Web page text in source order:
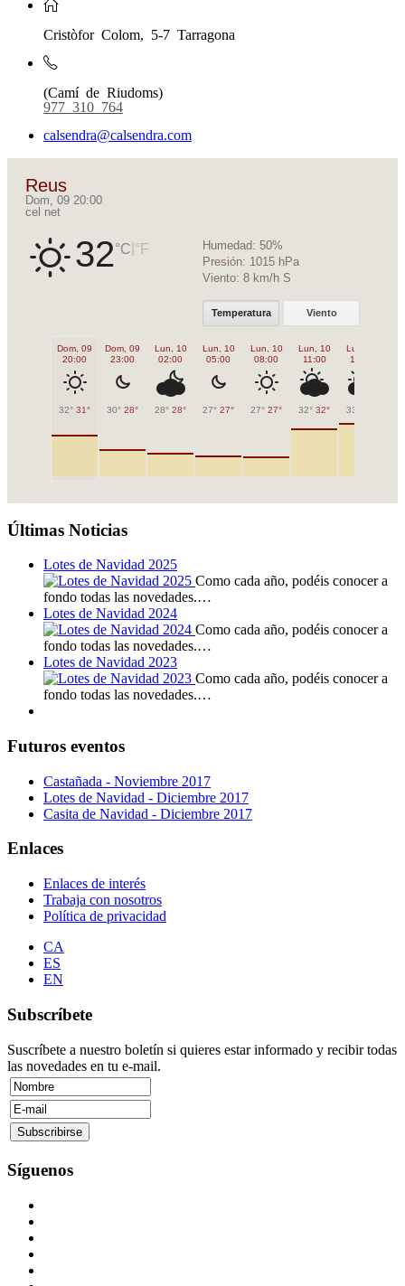
Cristòfor Colom, 5-7 Tarragona
(Camí de Riudoms)
977 310 764
calsendra@calsendra.com
Reus
Dom, 09 20:00
cel net
32°C °F Humedad: 50%
Presión: 1015 hPa
Viento: 8 km/h S
Temperatura Viento
Dom, 09
20:00
32° 31°
Dom, 09
23:00
30° 28°
Lun, 10
02:00
28° 28°
Lun, 10
05:00
27° 27°
Lun, 10
08:00
27° 27°
Lun, 10
11:00
32° 32°
Lun, 10
14:00
33°
Últimas Noticias
Lotes de Navidad 2025
Como cada año, podéis conocer a
fondo todas las novedades.…
Lotes de Navidad 2024
Como cada año, podéis conocer a
fondo todas las novedades.…
Lotes de Navidad 2023
Como cada año, podéis conocer a
fondo todas las novedades.…
Futuros eventos
Castañada - Noviembre 2017
Lotes de Navidad - Diciembre 2017
Casita de Navidad - Diciembre 2017
Enlaces
Enlaces de interés
Trabaja con nosotros
Política de privacidad
CA
ES
EN
Subscríbete
Suscríbete a nuestro boletín si quieres estar informado y recibir todas
las novedades en tu e-mail.
Síguenos